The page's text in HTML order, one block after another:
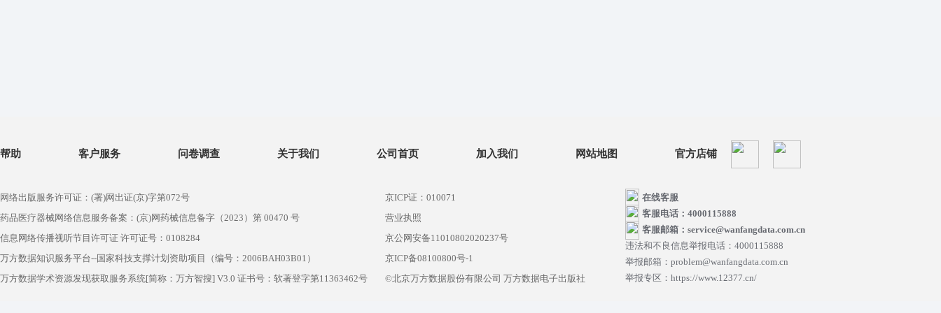
帮助 客户服务 问卷调查 关于我们 公司首页 加入我们 网站地图 官方店铺
网络出版服务许可证：(署)网出证(京)字第072号
药品医疗器械网络信息服务备案：(京)网药械信息备字（2023）第 00470 号
信息网络传播视听节目许可证 许可证号：0108284
万方数据知识服务平台--国家科技支撑计划资助项目（编号：2006BAH03B01）
万方数据学术资源发现获取服务系统[简称：万方智搜] V3.0 证书号：软著登字第11363462号
京ICP证：010071
营业执照
京公网安备11010802020237号
京ICP备08100800号-1
©北京万方数据股份有限公司 万方数据电子出版社
在线客服
客服电话：4000115888
客服邮箱：service@wanfangdata.com.cn
违法和不良信息举报电话：4000115888
举报邮箱：problem@wanfangdata.com.cn
举报专区：https://www.12377.cn/